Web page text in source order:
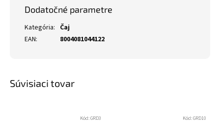
Dodatočné parametre
Kategória: Čaj
EAN: 8004081044122
Súvisiaci tovar
Kód:GRD3 Kód:GRD10